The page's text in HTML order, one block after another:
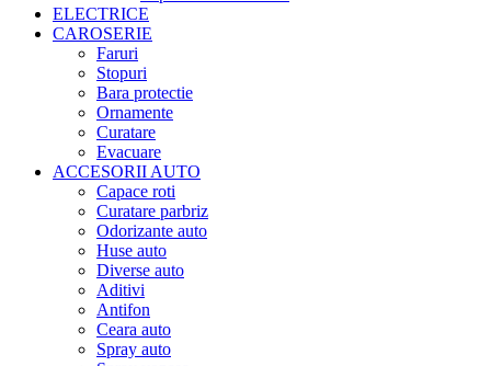
ELECTRICE
CAROSERIE
Faruri
Stopuri
Bara protectie
Ornamente
Curatare
Evacuare
ACCESORII AUTO
Capace roti
Curatare parbriz
Odorizante auto
Huse auto
Diverse auto
Aditivi
Antifon
Ceara auto
Spray auto